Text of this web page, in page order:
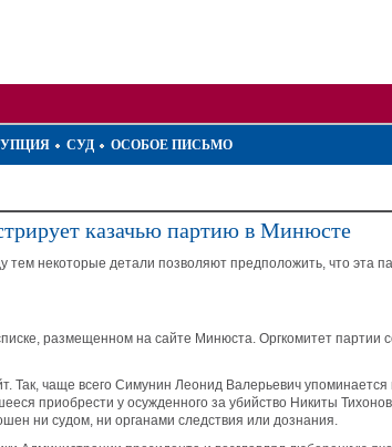
СУД ОСОБОЕ ПИСЬМО
казачью партию в Минюсте
некоторые детали позволяют предположить, что эта
размещенном на сайте Минюста. Оргкомитет
Так, чаще всего Симунин Леонид Валерьевич
приобрести у осужденного за убийство Никиты
ни судом, ни органами следствия или дознания.